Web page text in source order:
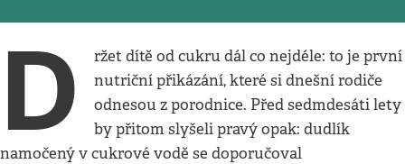
D
ržet dítě od cukru dál co nejdéle: to je první
nutriční přikázání, které si dnešní rodiče
odnesou z porodnice. Před sedmdesáti lety
by přitom slyšeli pravý opak: dudlík
namočený v cukrové vodě se doporučoval